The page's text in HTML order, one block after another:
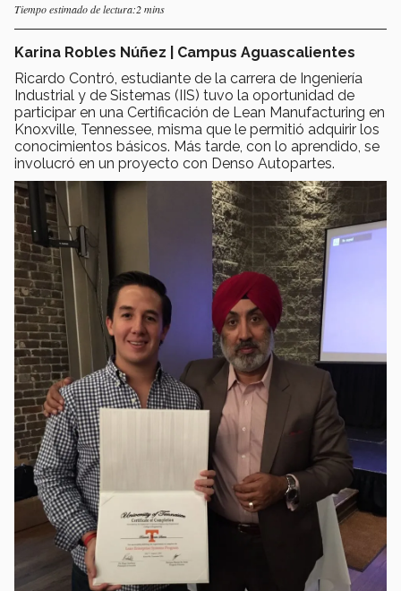
Tiempo estimado de lectura:2 mins
Karina Robles Núñez | Campus Aguascalientes
Ricardo Contró, estudiante de la carrera de Ingeniería
Industrial y de Sistemas (IIS) tuvo la oportunidad de
participar en una Certificación de Lean Manufacturing en
Knoxville, Tennessee, misma que le permitió adquirir los
conocimientos básicos. Más tarde, con lo aprendido, se
involucró en un proyecto con Denso Autopartes.